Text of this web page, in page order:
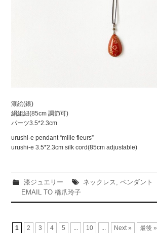
漆絵(銀)
絹組紐(85cm 調節可)
パーツ3.5*2.3cm
urushi-e pendant “mille fleurs”
urushi-e 3.5*2.3cm silk cord(85cm adjustable)
漆ジュエリー ネックレス ペンダント
EMAIL TO 橋爪玲子
1 2 3 4 5 ... 10 ... Next » 最後 »